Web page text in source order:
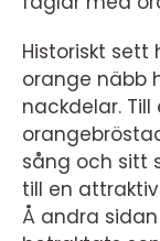
Historiskt
orange näbb
nackdelar.
sång och sitt
till en
Å andra